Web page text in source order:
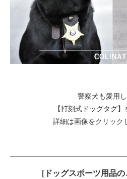
警察犬も愛用
【打刻式ドッグタグ
詳細は画像をクリック
[ドッグスポーツ用品